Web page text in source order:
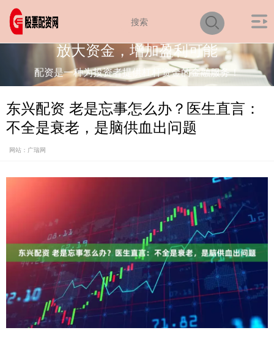
放大资金，增加盈利可能
配资是一种为投资者提供杠杆资金的金融服务！
东兴配资 老是忘事怎么办？医生直言：
不全是衰老，是脑供血出问题
网站：广瑞网